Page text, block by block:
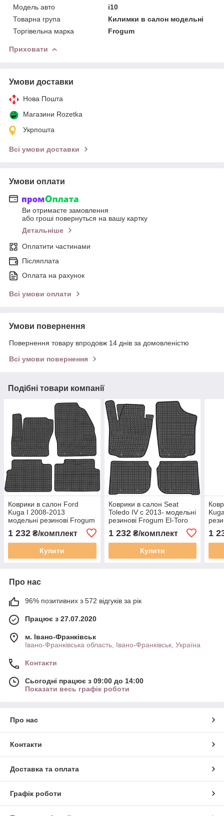
Модель авто
i10
Товарна група
Килимки в салон модельні
Торгівельна марка
Frogum
Приховати
Умови доставки
Нова Пошта
Магазини Rozetka
Укрпошта
Всі умови доставки
Умови оплати
Ви отримаєте замовлення
або гроші повернуться на вашу картку
Детальніше
Оплатити частинами
Післяплата
Оплата на рахунок
Всі умови оплати
Умови повернення
Повернення товару впродовж 14 днів за домовленістю
Всі умови повернення
Подібні товари компанії
Коврики в салон Ford
Kuga I 2008-2013
модельні резинові Frogum
1 232 ₴/комплект
Купити
Коврики в салон Seat
Toledo IV с 2013- модельні
резинові Frogum El-Toro
1 232₴/комплект
Купити
1
Про нас
96% позитивних з 572 відгуків за рік
Працює з 27.07.2020
м. Івано-Франківськ
Івано-Франківська область, Івано-Франківськ, Україна
Контакти
Сьогодні працює з 09:00 до 14:00
Показати весь графік роботи
Про нас
Контакти
Доставка та оплата
Графік роботи